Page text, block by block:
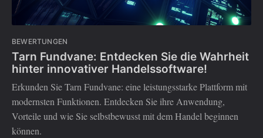
BEWERTUNGEN
Tarn Fundvane: Entdecken Sie die Wahrheit
hinter innovativer Handelssoftware!
Erkunden Sie Tarn Fundvane: eine leistungsstarke Plattform mit
modernsten Funktionen. Entdecken Sie ihre Anwendung,
Vorteile und wie Sie selbstbewusst mit dem Handel beginnen
können.